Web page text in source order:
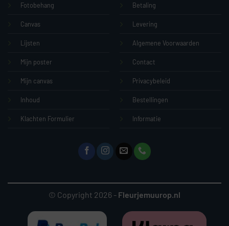
Fotobehang
Canvas
Lijsten
Mijn poster
Mijn canvas
Inhoud
Klachten Formulier
Betaling
Levering
Algemene Voorwaarden
Contact
Privacybeleid
Bestellingen
Informatie
© Copyright 2026 - Fleurjemuurop.nl